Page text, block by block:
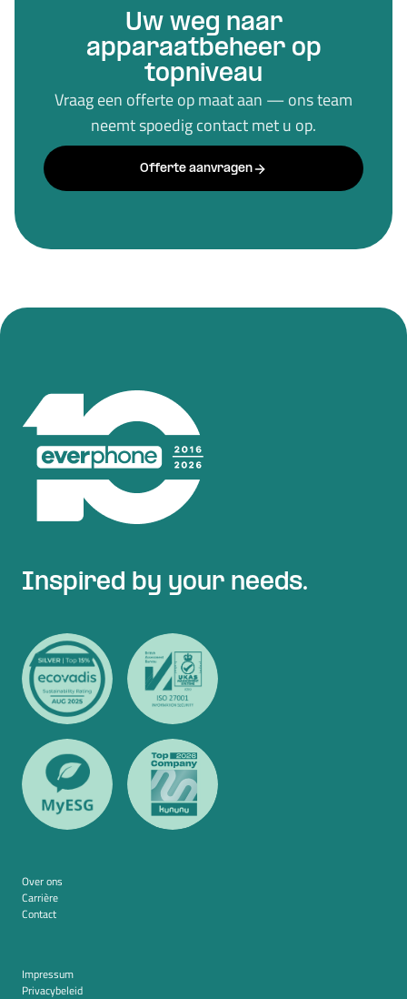
Uw weg naar
apparaatbeheer op
topniveau
Vraag een offerte op maat aan — ons team
neemt spoedig contact met u op.
Offerte aanvragen
Inspired by your needs.
Over ons
Carrière
Contact
Impressum
Privacybeleid